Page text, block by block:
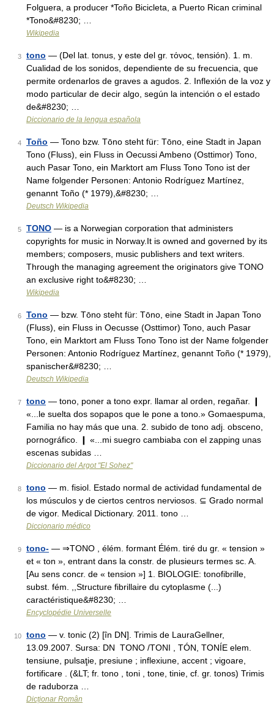
Folguera, a producer *Toño Bicicleta, a Puerto Rican criminal
*Tono&#8230; …
Wikipedia
3 tono — (Del lat. tonus, y este del gr. τόνος, tensión). 1. m.
Cualidad de los sonidos, dependiente de su frecuencia, que
permite ordenarlos de graves a agudos. 2. Inflexión de la voz y
modo particular de decir algo, según la intención o el estado
de&#8230; …
Diccionario de la lengua española
4 Toño — Tono bzw. Tōno steht für: Tōno, eine Stadt in Japan
Tono (Fluss), ein Fluss in Oecussi Ambeno (Osttimor) Tono,
auch Pasar Tono, ein Marktort am Fluss Tono Tono ist der
Name folgender Personen: Antonio Rodríguez Martínez,
genannt Toño (* 1979),&#8230; …
Deutsch Wikipedia
5 TONO — is a Norwegian corporation that administers
copyrights for music in Norway.It is owned and governed by its
members; composers, music publishers and text writers.
Through the managing agreement the originators give TONO
an exclusive right to&#8230; …
Wikipedia
6 Tono — bzw. Tōno steht für: Tōno, eine Stadt in Japan Tono
(Fluss), ein Fluss in Oecusse (Osttimor) Tono, auch Pasar
Tono, ein Marktort am Fluss Tono Tono ist der Name folgender
Personen: Antonio Rodríguez Martínez, genannt Toño (* 1979),
spanischer&#8230; …
Deutsch Wikipedia
7 tono — tono, poner a tono expr. llamar al orden, regañar. ❙
«...le suelta dos sopapos que le pone a tono.» Gomaespuma,
Familia no hay más que una. 2. subido de tono adj. obsceno,
pornográfico. ❙ «...mi suegro cambiaba con el zapping unas
escenas subidas …
Diccionario del Argot "El Sohez"
8 tono — m. fisiol. Estado normal de actividad fundamental de
los músculos y de ciertos centros nerviosos. ⊆ Grado normal
de vigor. Medical Dictionary. 2011. tono …
Diccionario médico
9 tono- — ⇒TONO , élém. formant Élém. tiré du gr. « tension »
et « ton », entrant dans la constr. de plusieurs termes sc. A.
[Au sens concr. de « tension »] 1. BIOLOGIE: tonofibrille,
subst. fém. ,,Structure fibrillaire du cytoplasme (...)
caractéristique&#8230; …
Encyclopédie Universelle
10 tono — v. tonic (2) [în DN]. Trimis de LauraGellner,
13.09.2007. Sursa: DN TONO /TONI , TÓN, TONÍE elem.
tensiune, pulsaţie, presiune ; inflexiune, accent ; vigoare,
fortificare . (&LT; fr. tono , toni , tone, tinie, cf. gr. tonos) Trimis
de raduborza …
Dicționar Român